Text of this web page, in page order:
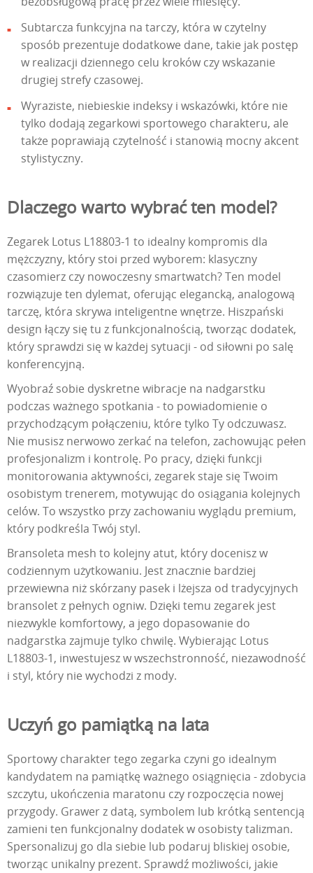
Subtarcza funkcyjna na tarczy, która w czytelny
sposób prezentuje dodatkowe dane, takie jak postęp
w realizacji dziennego celu kroków czy wskazanie
drugiej strefy czasowej.
Wyraziste, niebieskie indeksy i wskazówki, które nie
tylko dodają zegarkowi sportowego charakteru, ale
także poprawiają czytelność i stanowią mocny akcent
stylistyczny.
Dlaczego warto wybrać ten model?
Zegarek Lotus L18803-1 to idealny kompromis dla
mężczyzny, który stoi przed wyborem: klasyczny
czasomierz czy nowoczesny smartwatch? Ten model
rozwiązuje ten dylemat, oferując elegancką, analogową
tarczę, która skrywa inteligentne wnętrze. Hiszpański
design łączy się tu z funkcjonalnością, tworząc dodatek,
który sprawdzi się w każdej sytuacji - od siłowni po salę
konferencyjną.
Wyobraź sobie dyskretne wibracje na nadgarstku
podczas ważnego spotkania - to powiadomienie o
przychodzącym połączeniu, które tylko Ty odczuwasz.
Nie musisz nerwowo zerkać na telefon, zachowując pełen
profesjonalizm i kontrolę. Po pracy, dzięki funkcji
monitorowania aktywności, zegarek staje się Twoim
osobistym trenerem, motywując do osiągania kolejnych
celów. To wszystko przy zachowaniu wyglądu premium,
który podkreśla Twój styl.
Bransoleta mesh to kolejny atut, który docenisz w
codziennym użytkowaniu. Jest znacznie bardziej
przewiewna niż skórzany pasek i lżejsza od tradycyjnych
bransolet z pełnych ogniw. Dzięki temu zegarek jest
niezwykle komfortowy, a jego dopasowanie do
nadgarstka zajmuje tylko chwilę. Wybierając Lotus
L18803-1, inwestujesz w wszechstronność, niezawodność
i styl, który nie wychodzi z mody.
Uczyń go pamiątką na lata
Sportowy charakter tego zegarka czyni go idealnym
kandydatem na pamiątkę ważnego osiągnięcia - zdobycia
szczytu, ukończenia maratonu czy rozpoczęcia nowej
przygody. Grawer z datą, symbolem lub krótką sentencją
zamieni ten funkcjonalny dodatek w osobisty talizman.
Spersonalizuj go dla siebie lub podaruj bliskiej osobie,
tworząc unikalny prezent. Sprawdź możliwości, jakie